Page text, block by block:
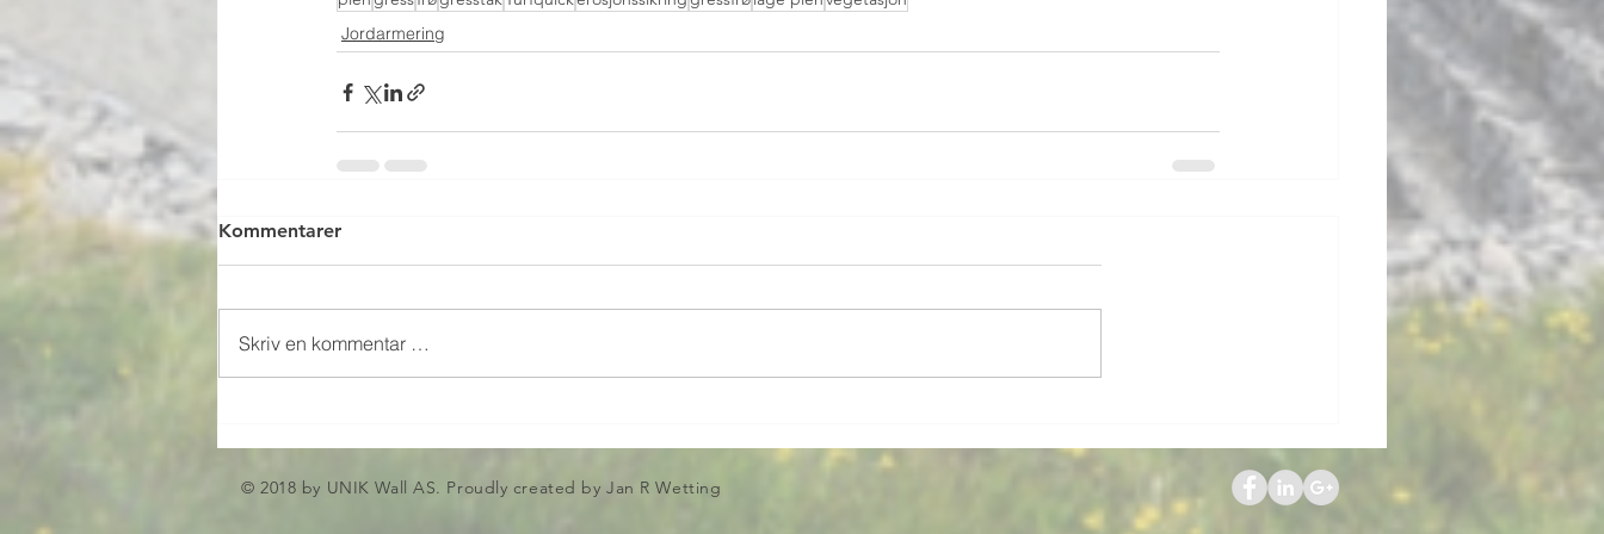
Jordarmering
Kommentarer
Skriv en kommentar …
© 2018 by UNIK Wall AS. Proudly created by Jan R Wetting